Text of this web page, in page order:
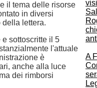
A
il tema delle risorse
in diversi
lettera.
sottoscritte il 5
l'attuale
è
anche alla luce
dei rimborsi